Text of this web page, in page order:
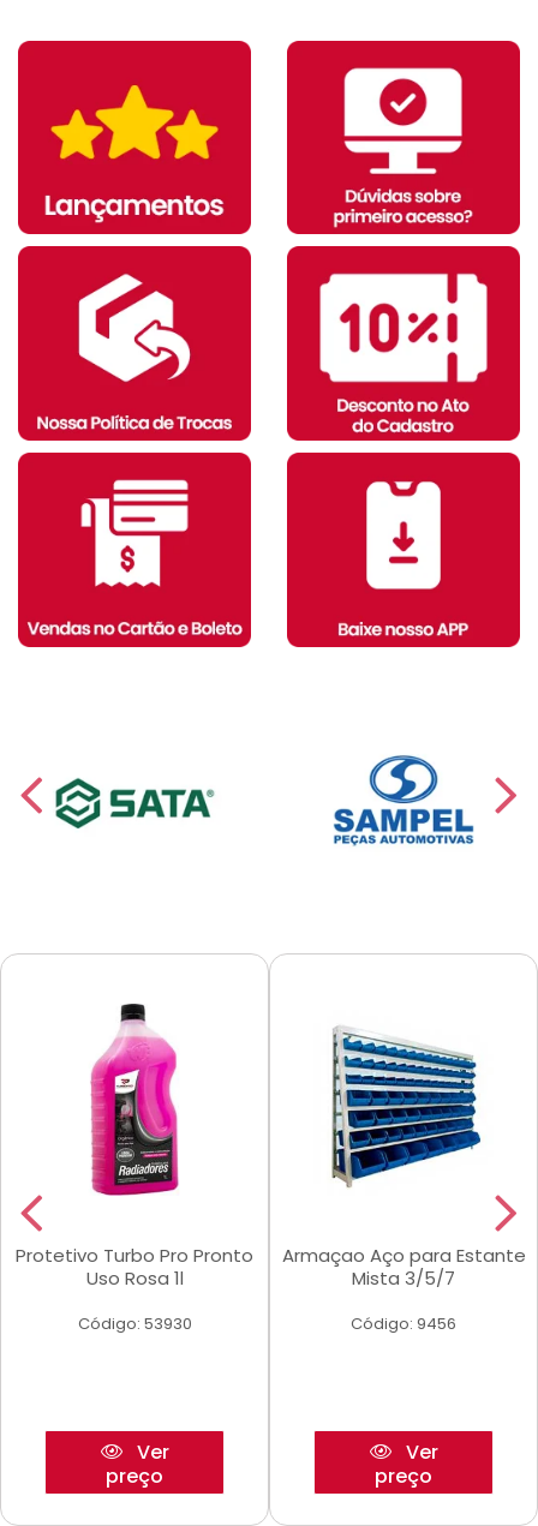
Protetivo Turbo Pro Pronto
Uso Rosa 1l
Código: 53930
Ver
preço
Armaçao Aço para Estante
Mista 3/5/7
Código: 9456
Ver
preço